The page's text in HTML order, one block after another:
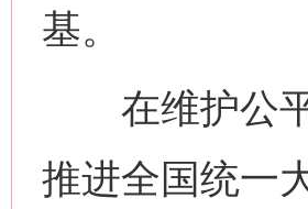
基。
在维护公平
推进全国统一